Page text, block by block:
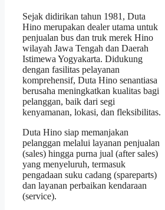
Sejak didirikan tahun 1981, Duta
Hino merupakan dealer utama untuk
penjualan bus dan truk merek Hino
wilayah Jawa Tengah dan Daerah
Istimewa Yogyakarta. Didukung
dengan fasilitas pelayanan
komprehensif, Duta Hino senantiasa
berusaha meningkatkan kualitas bagi
pelanggan, baik dari segi
kenyamanan, lokasi, dan fleksibilitas.
Duta Hino siap memanjakan
pelanggan melalui layanan penjualan
(sales) hingga purna jual (after sales)
yang menyeluruh, termasuk
pengadaan suku cadang (spareparts)
dan layanan perbaikan kendaraan
(service).